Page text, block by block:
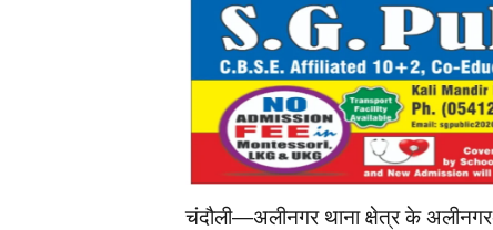
चंदौली—अलीनगर थाना क्षेत्र के